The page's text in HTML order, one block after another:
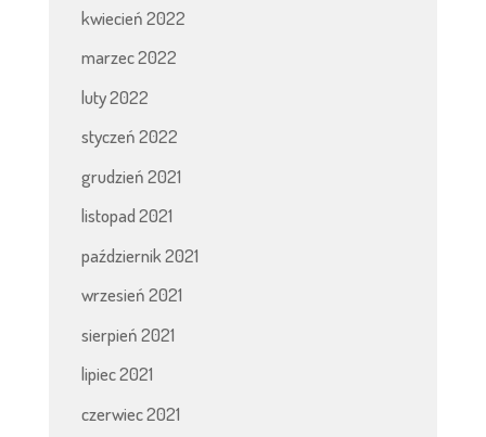
kwiecień 2022
marzec 2022
luty 2022
styczeń 2022
grudzień 2021
listopad 2021
październik 2021
wrzesień 2021
sierpień 2021
lipiec 2021
czerwiec 2021